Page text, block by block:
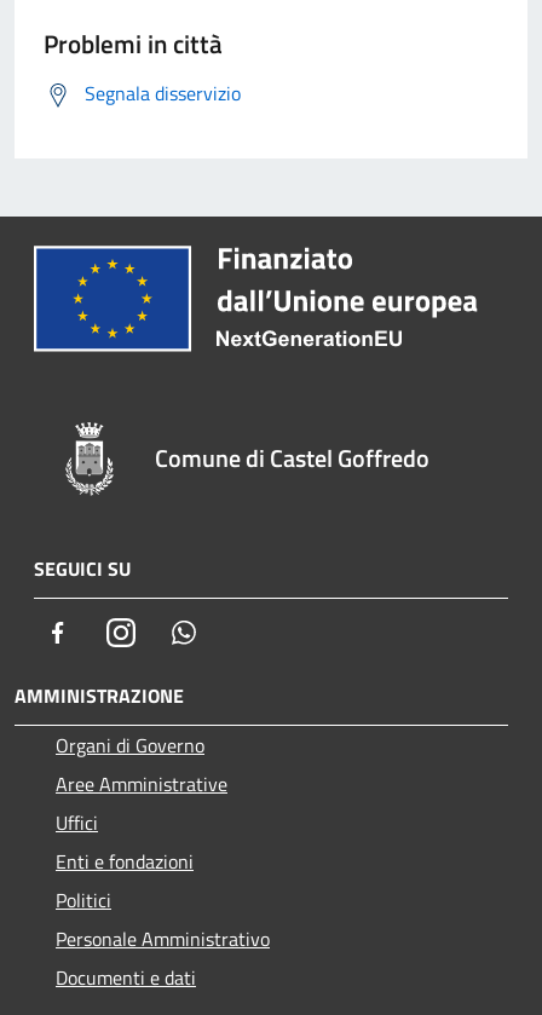
Problemi in città
Segnala disservizio
Comune di Castel Goffredo
SEGUICI SU
FacebookInstagram
AMMINISTRAZIONE
Organi di Governo
Aree Amministrative
Uffici
Enti e fondazioni
Politici
Personale Amministrativo
Documenti e dati